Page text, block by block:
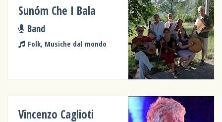
Sunóm Che I Bala
Band
Folk, Musiche dal mondo
Vincenzo Caglioti